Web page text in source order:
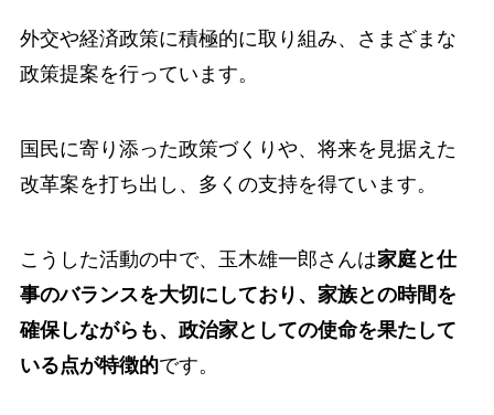
外交や経済政策に積極的に取り組み、さまざまな
政策提案を行っています。
国民に寄り添った政策づくりや、将来を見据えた
改革案を打ち出し、多くの支持を得ています。
こうした活動の中で、玉木雄一郎さんは家庭と仕
事のバランスを大切にしており、家族との時間を
確保しながらも、政治家としての使命を果たして
いる点が特徴的です。